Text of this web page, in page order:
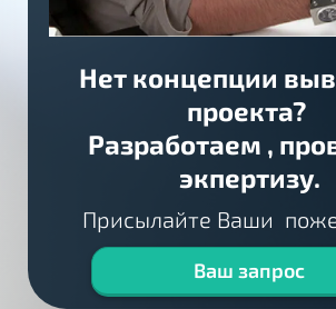
Нет концепции
проекта?
Разработаем ,
экпертизу.
Присылайте Ваши
Ваш запрос